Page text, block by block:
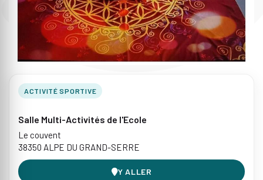
ACTIVITÉ SPORTIVE
Salle Multi-Activités de l'Ecole
Le couvent
38350 ALPE DU GRAND-SERRE
Y ALLER